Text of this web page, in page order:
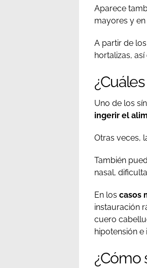
Aparece
mayores y
A partir de los
hortalizas,
Uno de los
ingerir el
Otras veces,
También
nasal,
En los casos
instauración
cuero
hipotensión
¿Cómo